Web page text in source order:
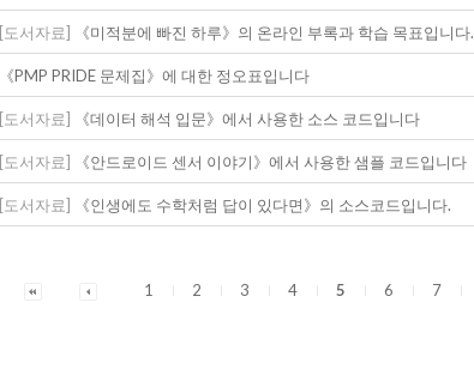
[도서자료] 《미적분에 빠진 하루》의 온라인 부록과 학습 목표입니다.
《PMP PRIDE 문제집》에 대한 정오표입니다
[도서자료] 《데이터 해석 입문》에서 사용한 소스 코드입니다
[도서자료] 《안드로이드 센서 이야기》에서 사용한 샘플 코드입니다
[도서자료] 《인생에도 수학처럼 답이 있다면》의 소스코드입니다.
1 2 3 4 5 6 7